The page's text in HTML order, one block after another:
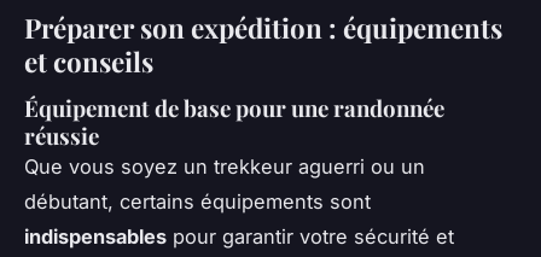
Préparer son expédition : équipements
et conseils
Équipement de base pour une randonnée
réussie
Que vous soyez un trekkeur aguerri ou un
débutant, certains équipements sont
indispensables pour garantir votre sécurité et